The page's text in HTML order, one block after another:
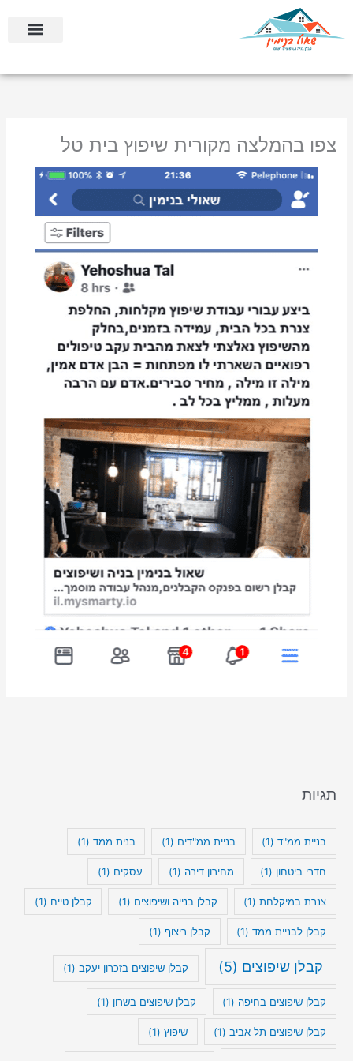
צפו בהמלצה מקורית שיפוץ בית טל
תגיות
בניית ממ"ד(1) בניית ממ"דים (1) בנית ממד (1)
חדרי ביטחון (1) מחירון דירה (1) עסקים (1)
צנרת במיקלחת(1) קבלן בנייה ושיפוצים (1) קבלן טייח (1)
קבלן לבניית ממד(1) קבלן ריצוף (1)
קבלן שיפוצים (5) קבלן שיפוצים בזכרון יעקב (1)
קבלן שיפוצים בחיפה (1) קבלן שיפוצים בשרון (1)
קבלן שיפוצים תל אביב(1) שיפוץ (1)